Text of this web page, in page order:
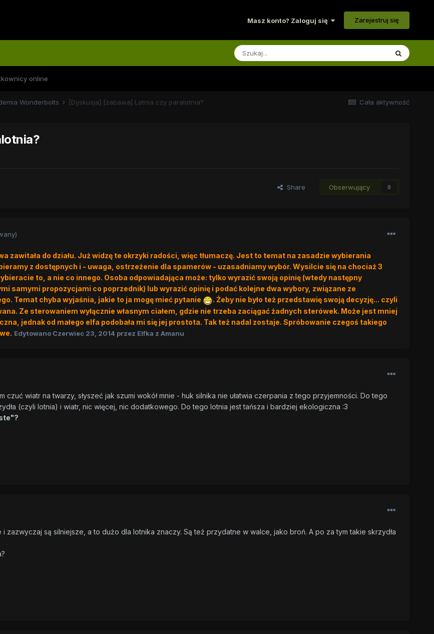
Masz konto? Zaloguj się Zarejestruj się
online
Cała aktywność
Wonderbolts [Dyskusja] [zabawa] Lotnia czy paralotnia?
Share Obserwujący 0
zawitała do działu. Już widzę te okrzyki radości, więc tłumaczę. Jest to temat na zasadzie wybierania
z dostępnych i - uwaga, ostrzeżenie dla spamerów - uzasadniamy wybór. Wysilcie się na chociaż 3
to, a nie co innego. Osoba odpowiadająca może: tylko wyrazić swoją opinię (wtedy następny
samymi propozycjami co poprzednik) lub wyrazić opinię i podać kolejne dwa wybory, związane ze
Temat chyba wyjaśnia, jakie to ja mogę mieć pytanie
. Żeby nie było też przedstawię swoją decyzję... czyli
Ze sterowaniem wyłącznie własnym ciałem, gdzie nie trzeba zaciągać żadnych sterówek. Może jest mniej
jednak od małego elfa podobała mi się jej prostota. Tak też nadal zostaje. Spróbowanie czegoś takiego
Edytowano Czerwiec 23, 2014 przez Elfka z Amanu
czuć wiatr na twarzy, słyszeć jak szumi wokół mnie - huk silnika nie ułatwia czerpania z tego przyjemności. Do tego
(czyli lotnia) i wiatr, nic więcej, nic dodatkowego. Do tego lotnia jest tańsza i bardziej ekologiczna :3
zazwyczaj są silniejsze, a to dużo dla lotnika znaczy. Są też przydatne w walce, jako broń. A po za tym takie skrzydła